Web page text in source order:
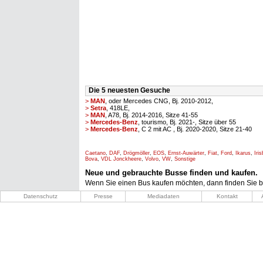
Die 5 neuesten Gesuche
> MAN , oder Mercedes CNG, Bj. 2010-2012,
> Setra , 418LE,
> MAN , A78, Bj. 2014-2016, Sitze 41-55
> Mercedes-Benz , tourismo, Bj. 2021-, Sitze über 55
> Mercedes-Benz , C 2 mit AC , Bj. 2020-2020, Sitze 21-40
Caetano, DAF, Drögmöller, EOS, Ernst-Auwärter, Fiat, Ford, Ikarus,
Bova, VDL Jonckheere, Volvo, VW, Sonstige
Neue und gebrauchte Busse finden und kaufen.
Wenn Sie einen Bus kaufen möchten, dann finden Sie
Datenschutz Presse Mediadaten Kontakt